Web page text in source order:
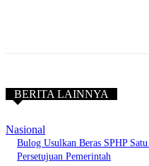
BERITA LAINNYA
Nasional
Bulog Usulkan Beras SPHP
Persetujuan Pemerintah